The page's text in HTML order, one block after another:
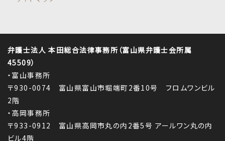
弁護士法人 本田総合法律事務所（富山県弁護士会所属
45509）
・富山事務所
〒930-0074 富山県富山市堀端町2番10号 フロムワンビル
2階
・高岡事務所
〒933-0912 富山県高岡市丸の内2番5号 アールワン丸の内
ビル4階